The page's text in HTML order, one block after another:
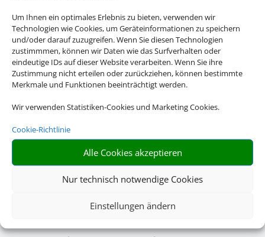
Um Ihnen ein optimales Erlebnis zu bieten, verwenden wir
Technologien wie Cookies, um Geräteinformationen zu speichern
und/oder darauf zuzugreifen. Wenn Sie diesen Technologien
zustimmmen, können wir Daten wie das Surfverhalten oder
eindeutige IDs auf dieser Website verarbeiten. Wenn Sie ihre
Zustimmung nicht erteilen oder zurückziehen, können bestimmte
Merkmale und Funktionen beeinträchtigt werden.
Wir verwenden Statistiken-Cookies und Marketing Cookies.
Cookie-Richtlinie
Alle Cookies akzeptieren
Nur technisch notwendige Cookies
Einstellungen ändern